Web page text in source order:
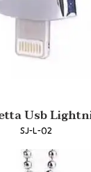
Usb
SJ-L-02